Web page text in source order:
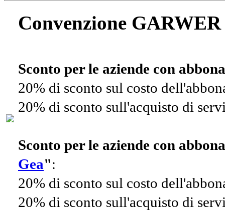
Convenzione
Sconto per le aziende con
20% di sconto sul costo
20% di sconto sull'acquisto di
Sconto per le aziende con
Gea":
20% di sconto sul costo
20% di sconto sull'acquisto di